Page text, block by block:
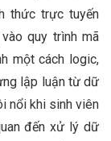
thức trực tuyến
quy trình mã
một cách logic,
lập luận từ dữ
nổi khi sinh viên
đến xử lý dữ